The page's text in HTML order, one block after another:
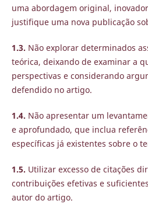
uma abordagem original,
justifique uma nova publicação
1.3. Não explorar determinados
teórica, deixando de examinar a
perspectivas e considerando
defendido no artigo.
1.4. Não apresentar um
e aprofundado, que inclua
específicas já existentes sobre o
1.5. Utilizar excesso de citações
contribuições efetivas e
autor do artigo.